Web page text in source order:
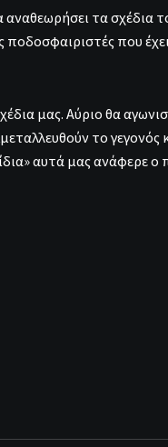
τα σχέδια
ποδοσφαιριστές που
μας. Αύριο θα
το γεγονός
αυτά μας ανάφερε